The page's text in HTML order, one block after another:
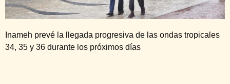
Inameh prevé la llegada progresiva de las ondas tropicales
34, 35 y 36 durante los próximos días